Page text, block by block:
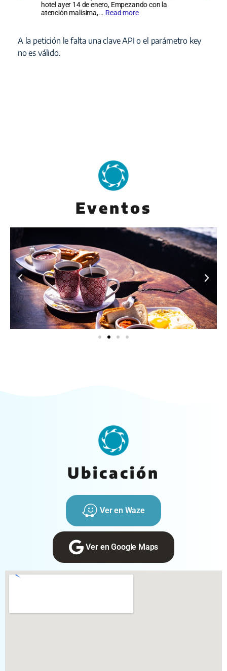
hotel ayer 14 de enero, Empezando con la
atención malísima,... Read more
A la petición le falta una clave API o el parámetro key
no es válido.
Eventos
Ubicación
Ver en Waze
Ver en Google Maps